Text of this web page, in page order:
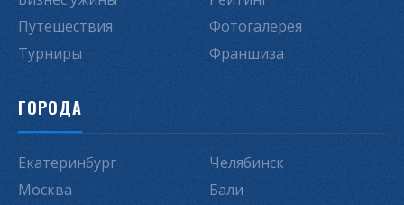
Путешествия
Турниры
Фотогалерея
Франшиза
ГОРОДА
Екатеринбург
Москва
Челябинск
Бали